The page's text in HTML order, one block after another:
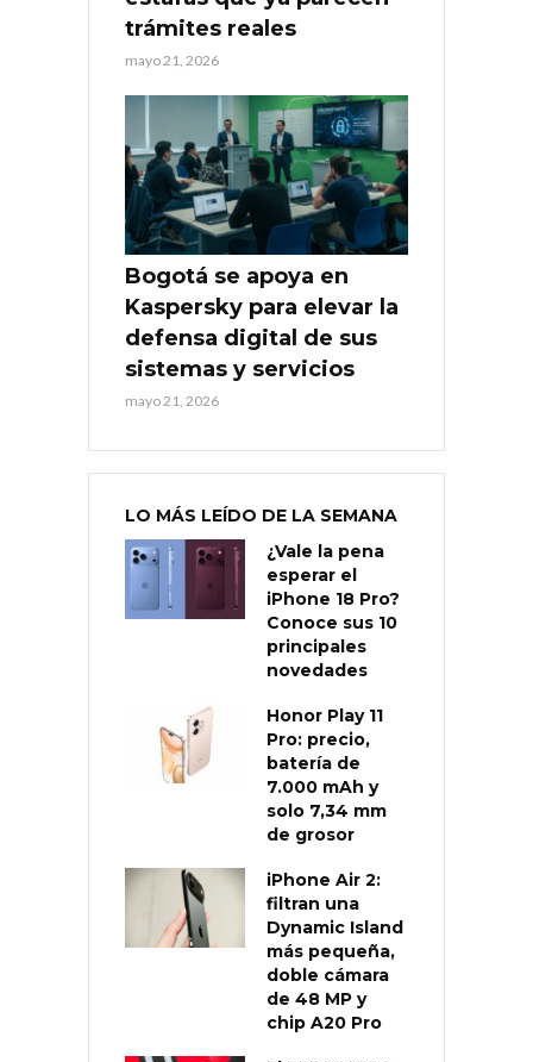
trámites reales
mayo 21, 2026
Bogotá se apoya en
Kaspersky para elevar la
defensa digital de sus
sistemas y servicios
mayo 21, 2026
LO MÁS LEÍDO DE LA SEMANA
¿Vale la pena
esperar el
iPhone 18 Pro?
Conoce sus 10
principales
novedades
Honor Play 11
Pro: precio,
batería de
7.000 mAh y
solo 7,34 mm
de grosor
iPhone Air 2:
filtran una
Dynamic Island
más pequeña,
doble cámara
de 48 MP y
chip A20 Pro